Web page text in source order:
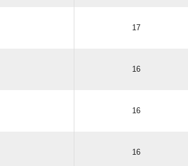
17
16
16
16